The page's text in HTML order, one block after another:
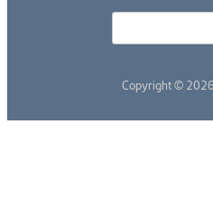
Copyright ©